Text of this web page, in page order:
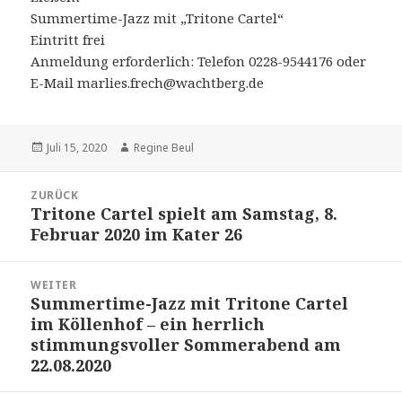
Summertime-Jazz mit „Tritone Cartel“
Eintritt frei
Anmeldung erforderlich: Telefon 0228-9544176 oder
E-Mail marlies.frech@wachtberg.de
Veröffentlicht
Juli 15, 2020 Autor
Regine Beul
ZURÜCK
Vorheriger
Beitrag:
Tritone Cartel spielt am Samstag, 8.
Februar 2020 im Kater 26
WEITER
Nächster
Beitrag:
Summertime-Jazz mit Tritone Cartel
im Köllenhof – ein herrlich
stimmungsvoller Sommerabend am
22.08.2020